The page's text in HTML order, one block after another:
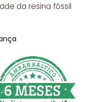
da resina fóssil